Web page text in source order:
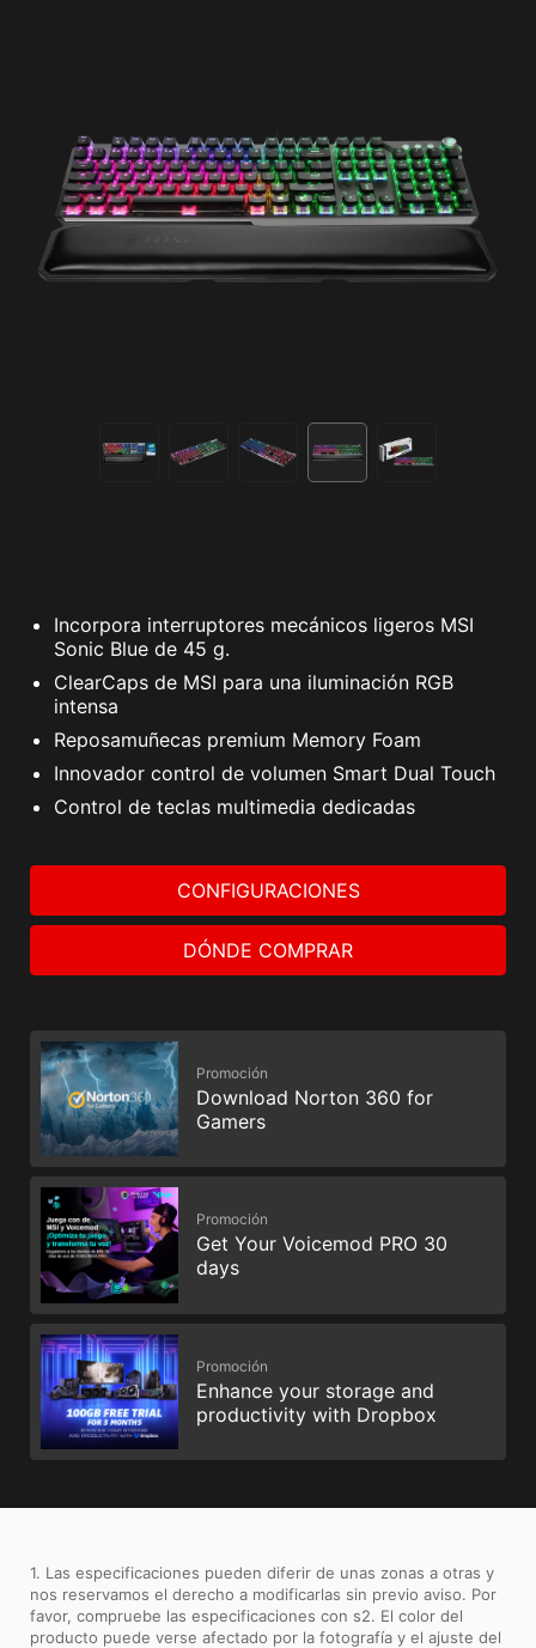
Incorpora interruptores mecánicos ligeros MSI
Sonic Blue de 45 g.
ClearCaps de MSI para una iluminación RGB
intensa
Reposamuñecas premium Memory Foam
Innovador control de volumen Smart Dual Touch
Control de teclas multimedia dedicadas
CONFIGURACIONES
DÓNDE COMPRAR
Promoción
Download Norton 360 for
Gamers
Promoción
Get Your Voicemod PRO 30
days
Promoción
Enhance your storage and
productivity with Dropbox
1. Las especificaciones pueden diferir de unas zonas a otras y
nos reservamos el derecho a modificarlas sin previo aviso. Por
favor, compruebe las especificaciones con s2. El color del
producto puede verse afectado por la fotografía y el ajuste del